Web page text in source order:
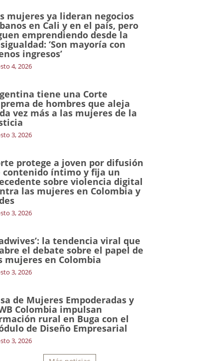
mujeres ya lideran negocios
en Cali y en el país, pero
emprendiendo desde la
‘Son mayoría con
ingresos’
4, 2026
tiene una Corte
de hombres que aleja
vez más a las mujeres de la
3, 2026
protege a joven por difusión
contenido íntimo y fija un
sobre violencia digital
las mujeres en Colombia y
3, 2026
la tendencia viral que
el debate sobre el papel de
mujeres en Colombia
3, 2026
de Mujeres Empoderadas y
Colombia impulsan
rural en Buga con el
de Diseño Empresarial
3, 2026